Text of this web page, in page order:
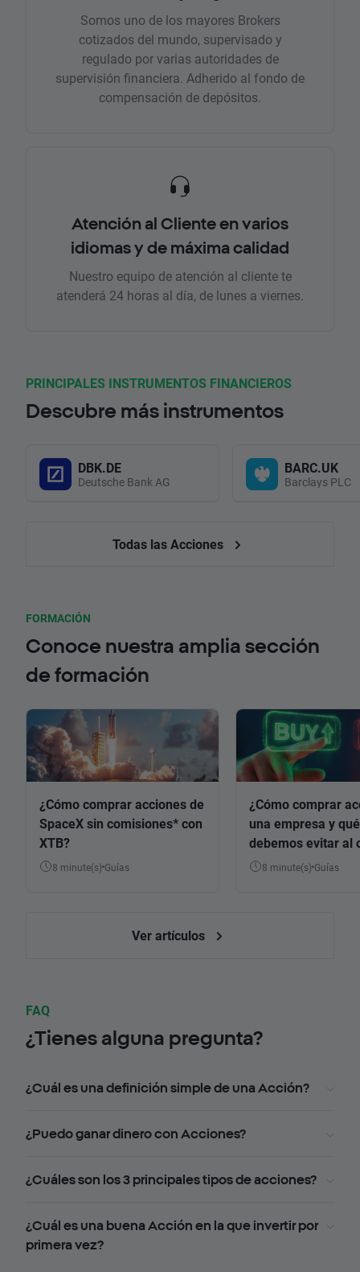
Somos uno de los mayores Brokers
cotizados del mundo, supervisado y
regulado por varias autoridades de
supervisión financiera. Adherido al fondo de
compensación de depósitos.
Atención al Cliente en varios
idiomas y de máxima calidad
Nuestro equipo de atención al cliente te
atenderá 24 horas al día, de lunes a viernes.
PRINCIPALES INSTRUMENTOS FINANCIEROS
Descubre más instrumentos
DBK.DE
Deutsche Bank AG
BARC.UK
Barclays PLC
Todas las Acciones
FORMACIÓN
Conoce nuestra amplia sección
de formación
¿Cómo comprar acciones de
SpaceX sin comisiones* con
XTB?
8 minute(s) Guías
¿Cómo comprar
una empresa y
debemos evitar al
8 minute(s) Guías
Ver artículos
FAQ
¿Tienes alguna pregunta?
¿Cuál es una definición simple de una Acción?
¿Puedo ganar dinero con Acciones?
¿Cuáles son los 3 principales tipos de acciones?
¿Cuál es una buena Acción en la que invertir por
primera vez?